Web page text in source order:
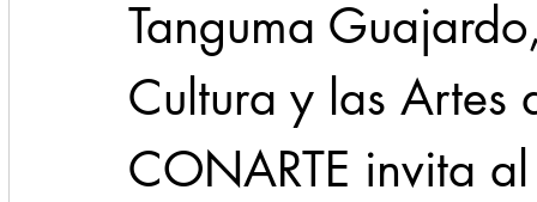
Tanguma
Cultura y las
CONARTE invita